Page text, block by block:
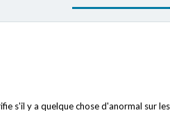
s'il y a quelque chose d'anormal sur